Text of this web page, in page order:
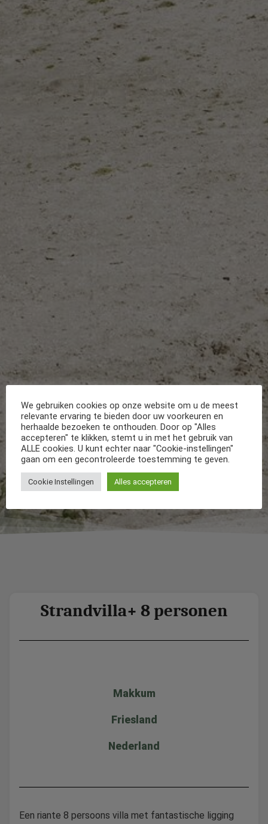
Strandvilla+ 8 personen
Makkum
Friesland
Nederland
Een riante 8 persoons villa met fantastische ligging
We gebruiken cookies op onze website om u de meest
relevante ervaring te bieden door uw voorkeuren en
herhaalde bezoeken te onthouden. Door op "Alles
accepteren" te klikken, stemt u in met het gebruik van
ALLE cookies. U kunt echter naar "Cookie-instellingen"
gaan om een gecontroleerde toestemming te geven.
Cookie Instellingen Alles accepteren